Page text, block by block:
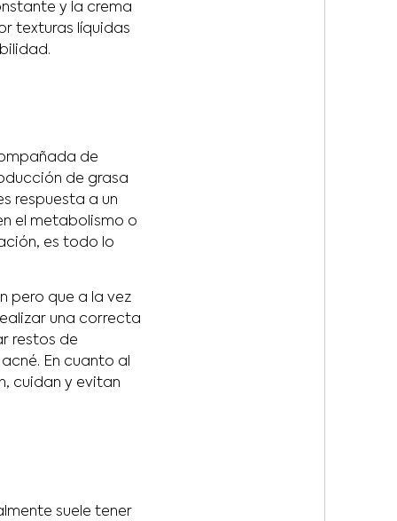
y la crema
texturas líquidas
de
de grasa
respuesta a un
el metabolismo o
es todo lo
pero que a la vez
una correcta
restos de
En cuanto al
cuidan y evitan
suele tener